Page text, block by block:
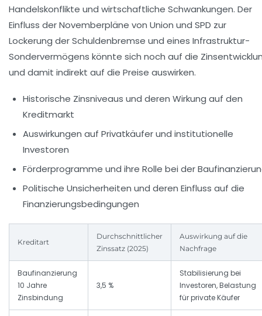
Handelskonflikte und wirtschaftliche Schwankungen. Der
Einfluss der Novemberpläne von Union und SPD zur
Lockerung der Schuldenbremse und eines Infrastruktur-
Sondervermögens könnte sich noch auf die
und damit indirekt auf die Preise auswirken.
Historische Zinsniveaus und deren Wirkung auf den
Kreditmarkt
Auswirkungen auf Privatkäufer und institutionelle
Investoren
Förderprogramme und ihre Rolle bei der
Politische Unsicherheiten und deren Einfluss auf die
Finanzierungsbedingungen
Kreditart
Durchschnittlicher
Zinssatz (2025)
Auswirkung auf die
Nachfrage
Baufinanzierung
10 Jahre
Zinsbindung
3,5 %
Stabilisierung bei
Investoren, Belastung
für private Käufer